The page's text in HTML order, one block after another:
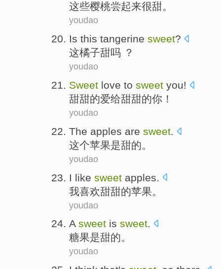
这些樱桃尝起来很甜。
youdao
Is this tangerine sweet?
这橘子甜吗 ？
youdao
Sweet love to sweet you!
甜甜的爱给甜甜的你 ！
youdao
The apples are sweet.
这个苹果是甜的。
youdao
I like sweet apples
我喜欢甜甜的苹果 。
youdao
A sweet is sweet.
糖果是甜的。
youdao